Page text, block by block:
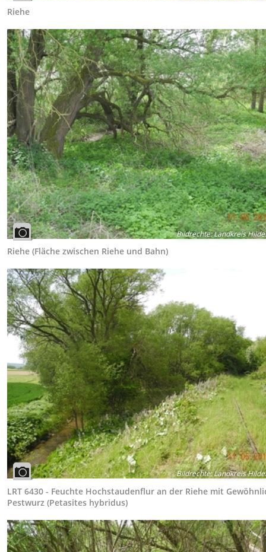
Riehe
Bildrechte:Landkreis
Riehe (Fläche zwischen Riehe und Bahn)
Bildrechte:Landkreis
LRT 6430 - Feuchte Hochstaudenflur an der Riehe mit
Pestwurz (Petasites hybridus)